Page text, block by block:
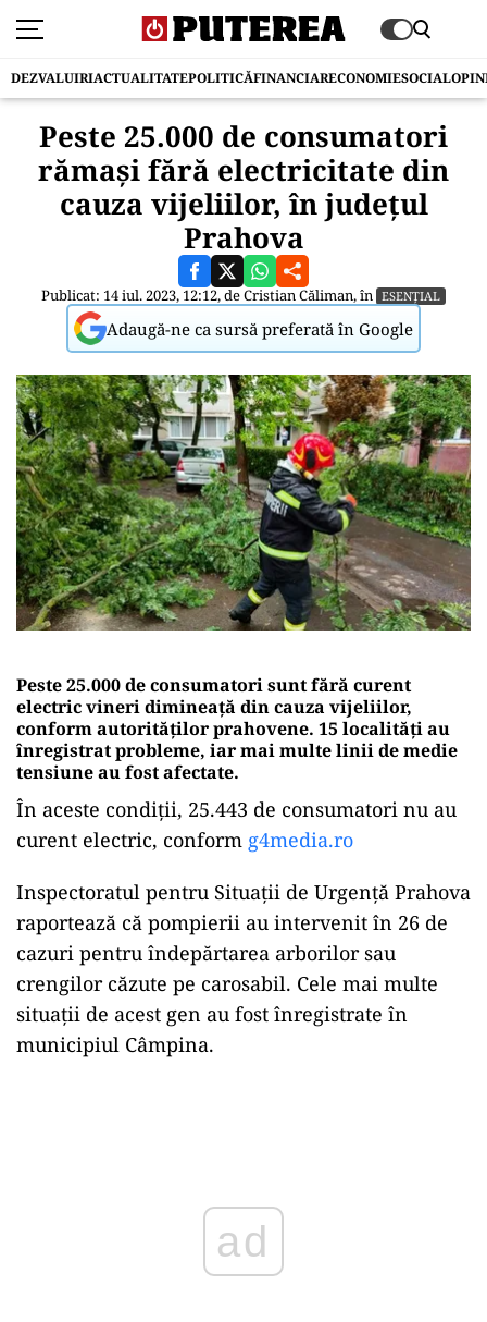
DEZVALUIRIACTUALITATEPOLITICĂFINANCIARECONOMIESOCIAL
Peste 25.000 de consumatori
rămași fără electricitate din
cauza vijeliilor, în județul
Prahova
Publicat: 14 iul. 2023, 12:12, deCristian Căliman, în ESENȚIAL
Adaugă-ne ca sursă preferată în Google
Peste 25.000 de consumatori sunt fără curent
electric vineri dimineață din cauza vijeliilor,
conform autorităților prahovene. 15 localități au
înregistrat probleme, iar mai multe linii de medie
tensiune au fost afectate.
În aceste condiţii, 25.443 de consumatori nu au
curent electric, conform g4media.ro
Inspectoratul pentru Situații de Urgență Prahova
raportează că pompierii au intervenit în 26 de
cazuri pentru îndepărtarea arborilor sau
crengilor căzute pe carosabil. Cele mai multe
situații de acest gen au fost înregistrate în
municipiul Câmpina.